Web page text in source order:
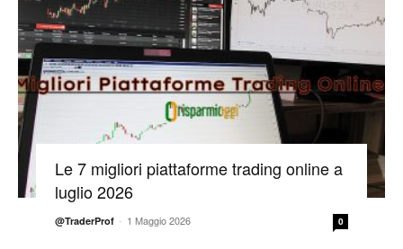
Le 7 migliori piattaforme trading online a
luglio 2026
@TraderProf - 1 Maggio 2026 0